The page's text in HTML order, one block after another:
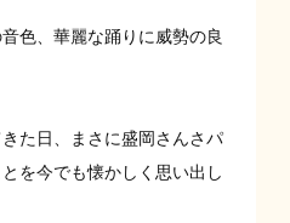
色、華麗な踊りに威勢の良
た日、まさに盛岡さんさパ
を今でも懐かしく思い出し